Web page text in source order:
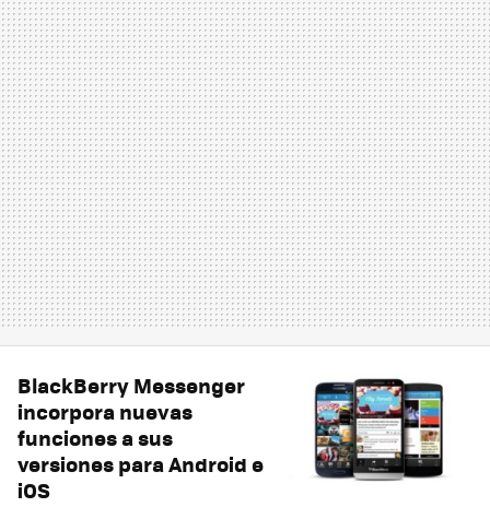
BlackBerry Messenger
incorpora nuevas
funciones a sus
versiones para Android e
iOS